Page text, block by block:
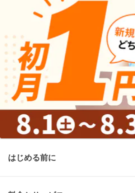
はじめる前に